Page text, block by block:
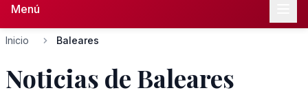
Menú
Inicio Baleares
Noticias de Baleares